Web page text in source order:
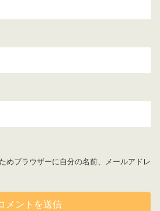
めブラウザーに自分の名前、メールアドレ